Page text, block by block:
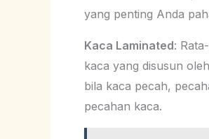
yang penting Anda
Kaca Laminated:
kaca yang disusun
bila kaca pecah,
pecahan kaca.